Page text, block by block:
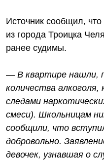
Источник сообщил,
из города Троицка
ранее судимы.
— В квартире нашли,
количества
следами
смеси). Школьницам
сообщили, что
добровольно.
девочек, узнавшая о